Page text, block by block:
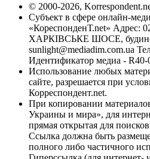
© 2000-2026,
Субъект в сфере онлайн-
«КореспонденТ.net» Адрес:
ХАРКІВСЬКЕ ШОСЕ,
sunlight@mediadim.com.ua
Идентификатор медиа - R40-
Использование любых
сайте, разрешается при
Корреспондент.net.
При копировании
Украины и мира», для
прямая открытая для
Ссылка должна быть
полного либо частичного